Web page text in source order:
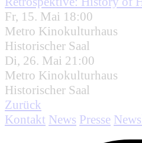
Fr, 15. Mai 18:00
Metro Kinokulturhaus
Historischer Saal
Di, 26. Mai 21:00
Metro Kinokulturhaus
Historischer Saal
Zurück
Kontakt News Presse